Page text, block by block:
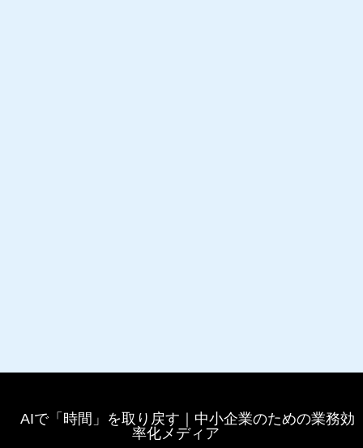
AIで「時間」を取り戻す｜中小企業のための業務効
率化メディア